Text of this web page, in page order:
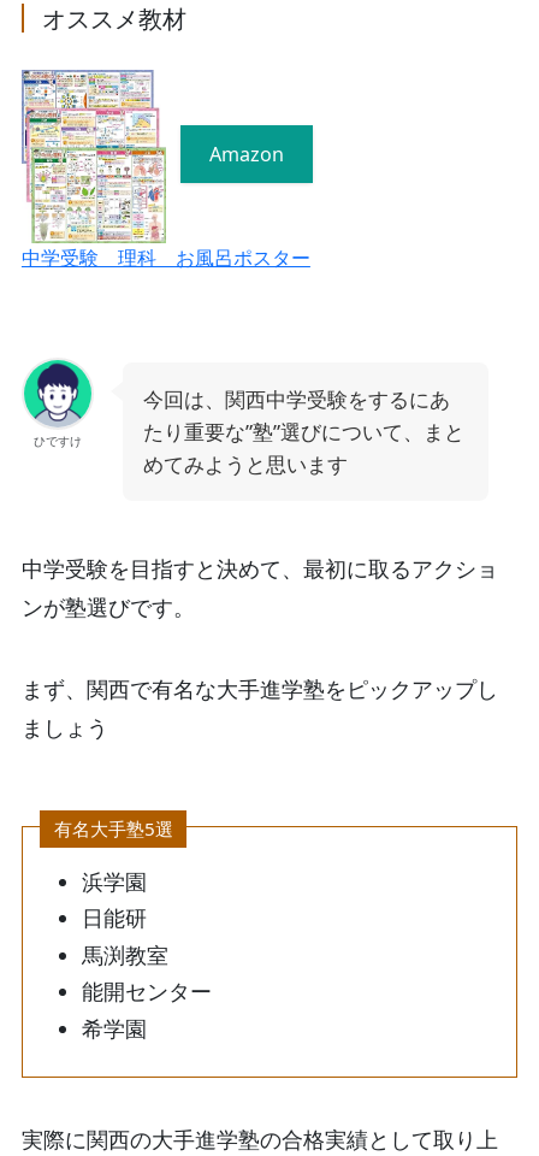
オススメ教材
Amazon
中学受験 理科 お風呂ポスター
ひですけ
今回は、関西中学受験をするにあ
たり重要な”塾”選びについて、まと
めてみようと思います
中学受験を目指すと決めて、最初に取るアクショ
ンが塾選びです。
まず、関西で有名な大手進学塾をピックアップし
ましょう
有名大手塾5選
浜学園
日能研
馬渕教室
能開センター
希学園
実際に関西の大手進学塾の合格実績として取り上